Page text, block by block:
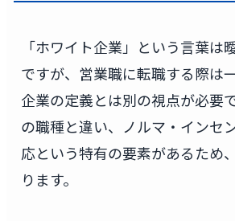
「ホワイト企業」という言葉は
ですが、営業職に転職する際は
企業の定義とは別の視点が必要
の職種と違い、ノルマ・インセ
応という特有の要素があるため
ります。